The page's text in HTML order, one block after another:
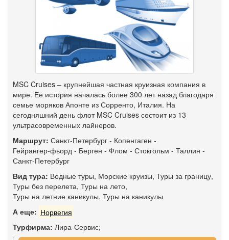
MSC Cruises – крупнейшая частная круизная компания в
мире. Ее история началась более 300 лет назад благодаря
семье моряков Апонте из Сорренто, Италия. На
сегодняшний день флот MSC Cruises состоит из 13
ультрасовременных лайнеров.
Маршрут: Санкт-Петербург - Копенгаген -
Гейрангер-фьорд - Берген - Флом - Стокгольм - Таллин -
Санкт-Петербург
Вид тура: Водные туры, Морские круизы, Туры за границу,
Туры без перелета, Туры на лето,
Туры на летние каникулы, Туры на каникулы
А еще: Норвегия
Турфирма: Лира-Сервис;